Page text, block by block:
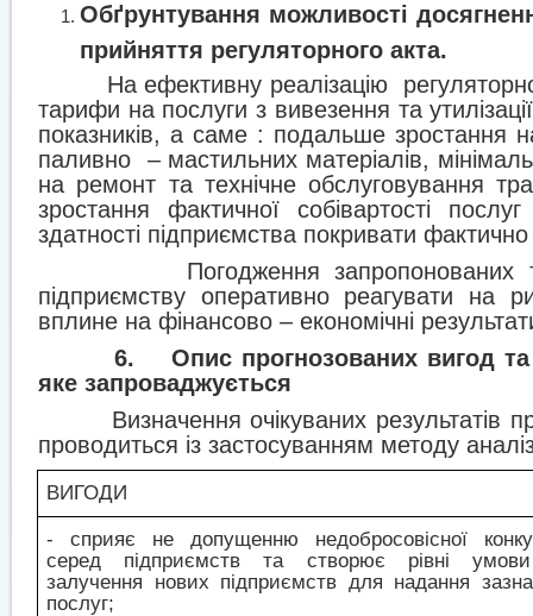
Обґрунтування можливості
прийняття регуляторного акта.
На ефективну реалізацію
тарифи на послуги з вивезення та
показників, а саме : подальше зростання
паливно
– мастильних матеріалів,
на ремонт та технічне обслуговування
зростання фактичної собівартості
здатності підприємства покривати
Погодження запропонованих
підприємству оперативно реагувати на
вплине на фінансово – економічні
6.
Опис прогнозованих вигод
яке запроваджується
Визначення очікуваних результатів
проводиться із застосуванням методу
ВИГОДИ
- сприяє не допущенню недобросовісної
серед підприємств та створює рівні
залучення нових підприємств для надання
послуг;